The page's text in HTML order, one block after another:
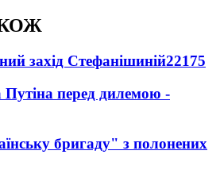
захід Стефанішиній22175
Путіна перед дилемою -
бригаду" з полонених